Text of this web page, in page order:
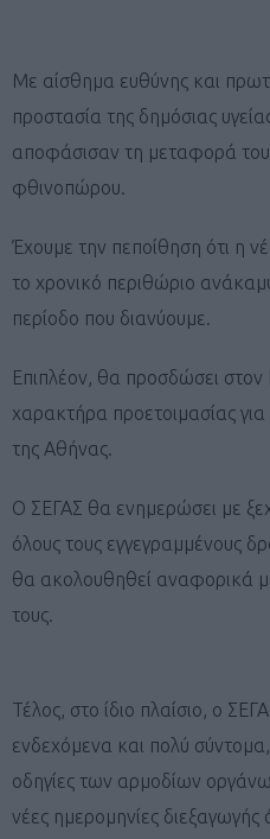
Με αίσθημα ευθύνης και
προστασία της δημόσιας
αποφάσισαν τη μεταφορά του
φθινοπώρου.
Έχουμε την πεποίθηση ότι η
το χρονικό περιθώριο
περίοδο που διανύουμε.
Επιπλέον, θα προσδώσει
χαρακτήρα προετοιμασίας
της Αθήνας.
Ο ΣΕΓΑΣ θα ενημερώσει με
όλους τους εγγεγραμμένους
θα ακολουθηθεί αναφορικά
τους.
Τέλος, στο ίδιο πλαίσιο, ο
ενδεχόμενα και πολύ
οδηγίες των αρμοδίων
νέες ημερομηνίες